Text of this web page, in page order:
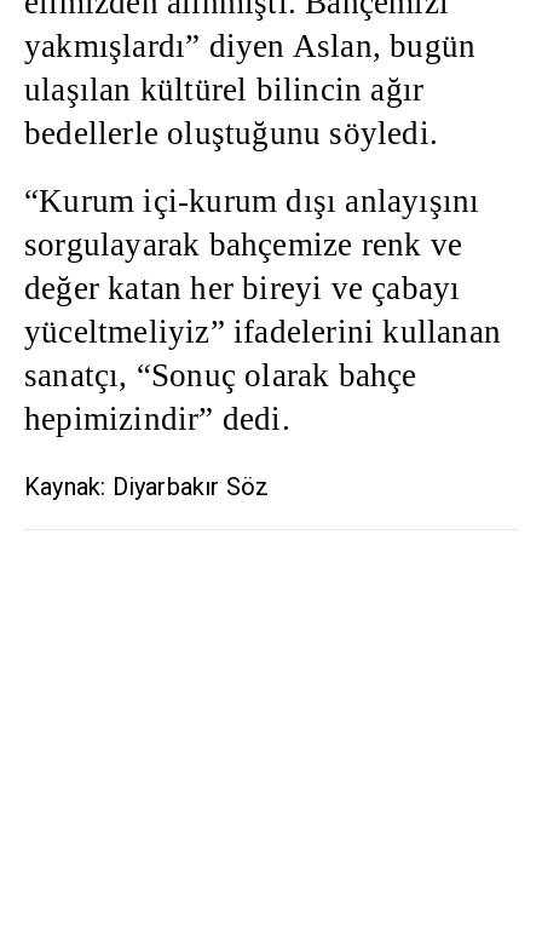
yakmışlardı” diyen Aslan, bugün
ulaşılan kültürel bilincin ağır
bedellerle oluştuğunu söyledi.
“Kurum içi-kurum dışı anlayışını
sorgulayarak bahçemize renk ve
değer katan her bireyi ve çabayı
yüceltmeliyiz” ifadelerini kullanan
sanatçı, “Sonuç olarak bahçe
hepimizindir” dedi.
Kaynak: Diyarbakır Söz